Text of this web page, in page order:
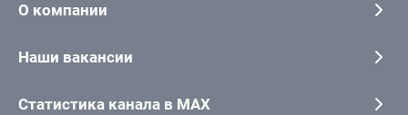
О компании
Наши вакансии
Статистика канала в MAX